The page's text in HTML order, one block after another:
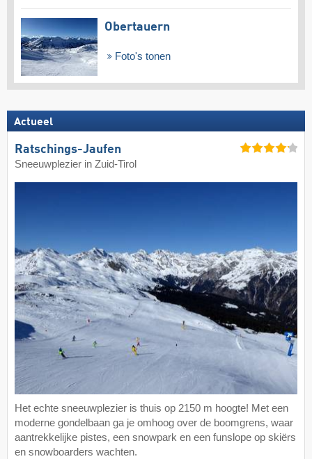
Obertauern
Foto's tonen
Actueel
Ratschings-Jaufen
Sneeuwplezier in Zuid-Tirol
Het echte sneeuwplezier is thuis op 2150 m hoogte! Met een
moderne gondelbaan ga je omhoog over de boomgrens, waar
aantrekkelijke pistes, een snowpark en een funslope op skiërs
en snowboarders wachten.